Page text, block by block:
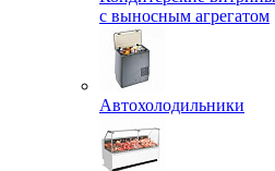
с выносным агрегатом
Автохолодильники